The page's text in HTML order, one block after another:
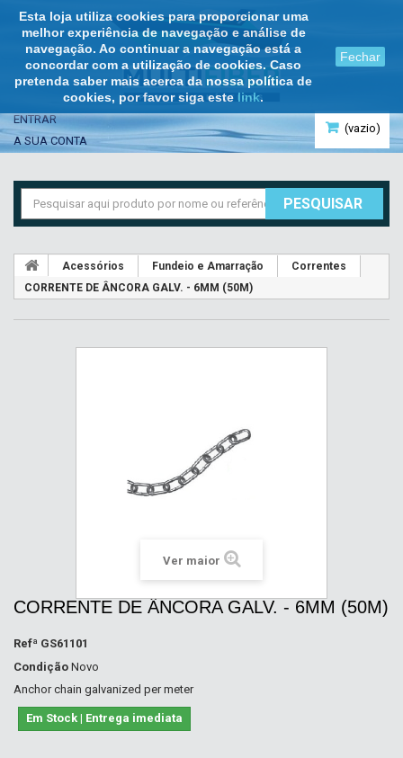
Esta loja utiliza cookies para proporcionar uma
melhor experiência de navegação e análise de
navegação. Ao continuar a navegação está a
concordar com a utilização de cookies. Caso
pretenda saber mais acerca da nossa política de
cookies, por favor siga este link.
Fechar
(vazio)
ENTRAR
A SUA CONTA
PESQUISAR
Acessórios Fundeio e Amarração
Correntes
CORRENTE DE ÂNCORA GALV. - 6MM (50M)
Ver maior
CORRENTE DE ÂNCORA GALV. - 6MM (50M)
Refª GS61101
Condição Novo
Anchor chain galvanized per meter
Em Stock | Entrega imediata